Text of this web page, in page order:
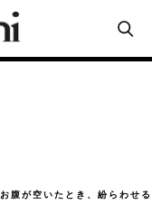
お腹が空いたとき、紛らわせ